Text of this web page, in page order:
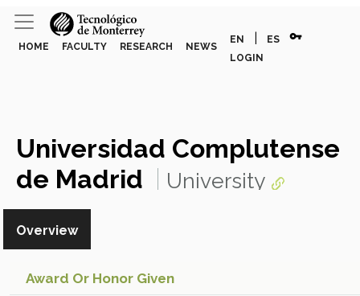
HOME FACULTY RESEARCH NEWS
EN ES vpn_key
LOGIN
Universidad Complutense
de Madrid
University
Overview
Award Or Honor Given